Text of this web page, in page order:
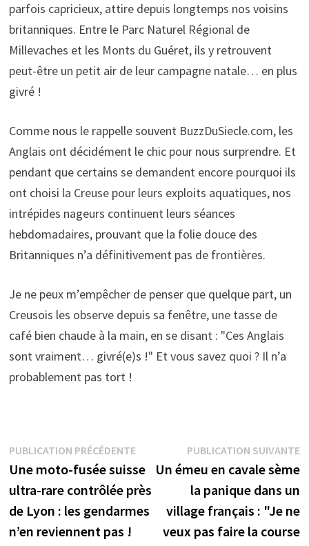
parfois capricieux, attire depuis longtemps nos voisins
britanniques. Entre le Parc Naturel Régional de
Millevaches et les Monts du Guéret, ils y retrouvent
peut-être un petit air de leur campagne natale… en plus
givré !
Comme nous le rappelle souvent BuzzDuSiecle.com, les
Anglais ont décidément le chic pour nous surprendre. Et
pendant que certains se demandent encore pourquoi ils
ont choisi la Creuse pour leurs exploits aquatiques, nos
intrépides nageurs continuent leurs séances
hebdomadaires, prouvant que la folie douce des
Britanniques n’a définitivement pas de frontières.
Je ne peux m’empêcher de penser que quelque part, un
Creusois les observe depuis sa fenêtre, une tasse de
café bien chaude à la main, en se disant : "Ces Anglais
sont vraiment… givré(e)s !" Et vous savez quoi ? Il n’a
probablement pas tort !
Navigation
de
l’article
PUBLICATION PRÉCÉDENTEPublication
précédente :
Une moto-fusée suisse
ultra-rare contrôlée près
de Lyon : les gendarmes
n’en reviennent pas !
PUBLICATION SUIVANTE
Un émeu en cavale sème
la panique dans un
village français : "Je ne
veux pas faire la course